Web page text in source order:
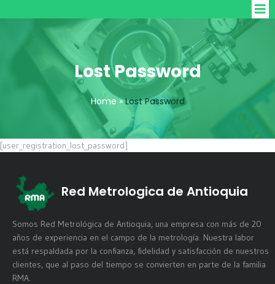
Lost Password
Home»Lost Password
[user_registration_lost_password]
Red Metrologica de Antioquia
Somos Red Metrológica de Antioquia, una empresa con más de 20
años de experiencia en el campo de la metrología. Nuestra labor
está respaldada por la confianza, fidelidad y satisfacción de nuestros
clientes, que al paso del tiempo se convierten en parte de la familia
RMA.